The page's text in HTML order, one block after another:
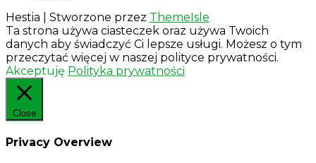
Hestia | Stworzone przez ThemeIsle
Ta strona używa ciasteczek oraz używa Twoich
danych aby świadczyć Ci lepsze usługi. Możesz o tym
przeczytać więcej w naszej polityce prywatności.
Akceptuję Polityka prywatności
Close
Privacy Overview